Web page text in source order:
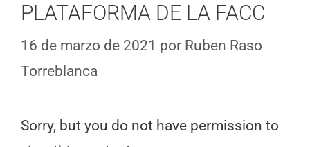
PLATAFORMA DE LA FACC
16 de marzo de 2021 por Ruben Raso
Torreblanca
Sorry, but you do not have permission to